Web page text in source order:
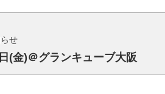
せ
(金)＠グランキューブ大阪